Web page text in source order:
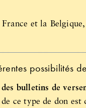
et la
possibilités
des bulletins de
ce type de don est